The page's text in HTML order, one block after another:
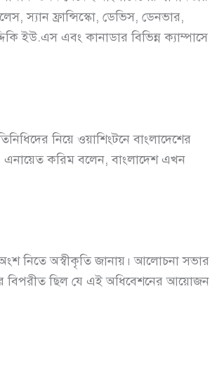
স্যান ফ্রান্সিস্কো, ডেভিস, ডেনভার,
ইউ.এস এবং কানাডার বিভিন্ন ক্যাম্পাসে
নিয়ে ওয়াশিংটনে বাংলাদেশের
করিম বলেন, বাংলাদেশ এখন
নিতে অস্বীকৃতি জানায়। আলোচনা সভার
বিপরীত ছিল যে এই অধিবেশনের আয়োজন